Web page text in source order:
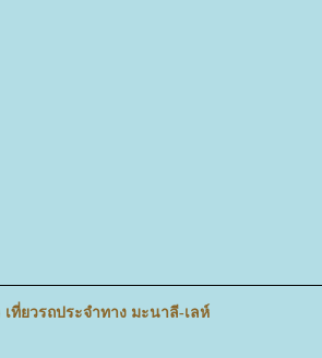
ที่ยวรถประจำทาง มะนาลี-เลห์